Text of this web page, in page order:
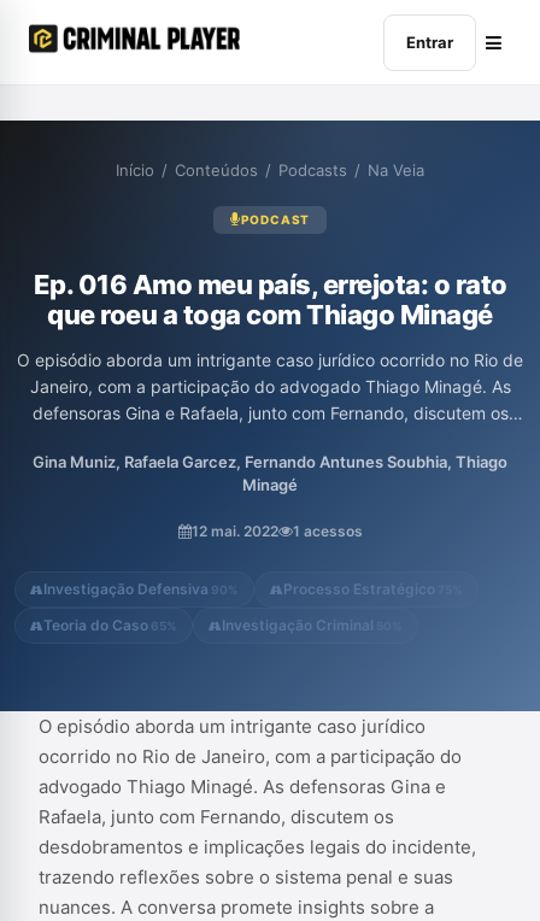
Entrar
Início / Conteúdos / Podcasts / Na Veia
PODCAST
Ep. 016 Amo meu país, errejota: o rato
que roeu a toga com Thiago Minagé
O episódio aborda um intrigante caso jurídico ocorrido no Rio de
Janeiro, com a participação do advogado Thiago Minagé. As
defensoras Gina e Rafaela, junto com Fernando, discutem os
reflexões sobre o sistema penal e suas nuances. A conversa
promete insights sobre a atuação da defesa em situações
Gina Muniz, Rafaela Garcez, Fernando Antunes Soubhia, Thiago
Minagé
12 mai. 2022 1 acessos
Investigação Defensiva 90% Processo Estratégico
Teoria do Caso 65% Investigação Criminal
O episódio aborda um intrigante caso jurídico
ocorrido no Rio de Janeiro, com a participação do
advogado Thiago Minagé. As defensoras Gina e
Rafaela, junto com Fernando, discutem os
desdobramentos e implicações legais do incidente,
trazendo reflexões sobre o sistema penal e suas
nuances. A conversa promete insights sobre a